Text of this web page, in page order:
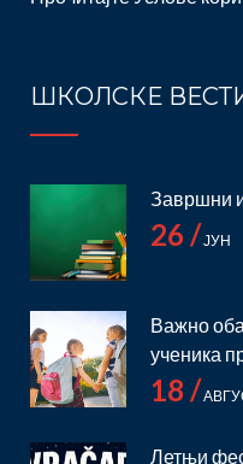
ШКОЛСКЕ
Завршни
26 / ЈУН
Важно
ученика
18 /
Летњи